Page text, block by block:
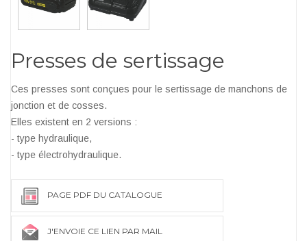
Presses de sertissage
Ces presses sont conçues pour le sertissage de manchons de
jonction et de cosses.
Elles existent en 2 versions :
- type hydraulique,
- type électrohydraulique.
PAGE PDF DU CATALOGUE
J'ENVOIE CE LIEN PAR MAIL